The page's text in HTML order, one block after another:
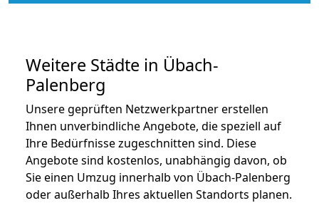
Weitere Städte in Übach-
Palenberg
Unsere geprüften Netzwerkpartner erstellen
Ihnen unverbindliche Angebote, die speziell auf
Ihre Bedürfnisse zugeschnitten sind. Diese
Angebote sind kostenlos, unabhängig davon, ob
Sie einen Umzug innerhalb von Übach-Palenberg
oder außerhalb Ihres aktuellen Standorts planen.